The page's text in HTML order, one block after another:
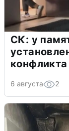
СК: у
конфликта
6 августа 2